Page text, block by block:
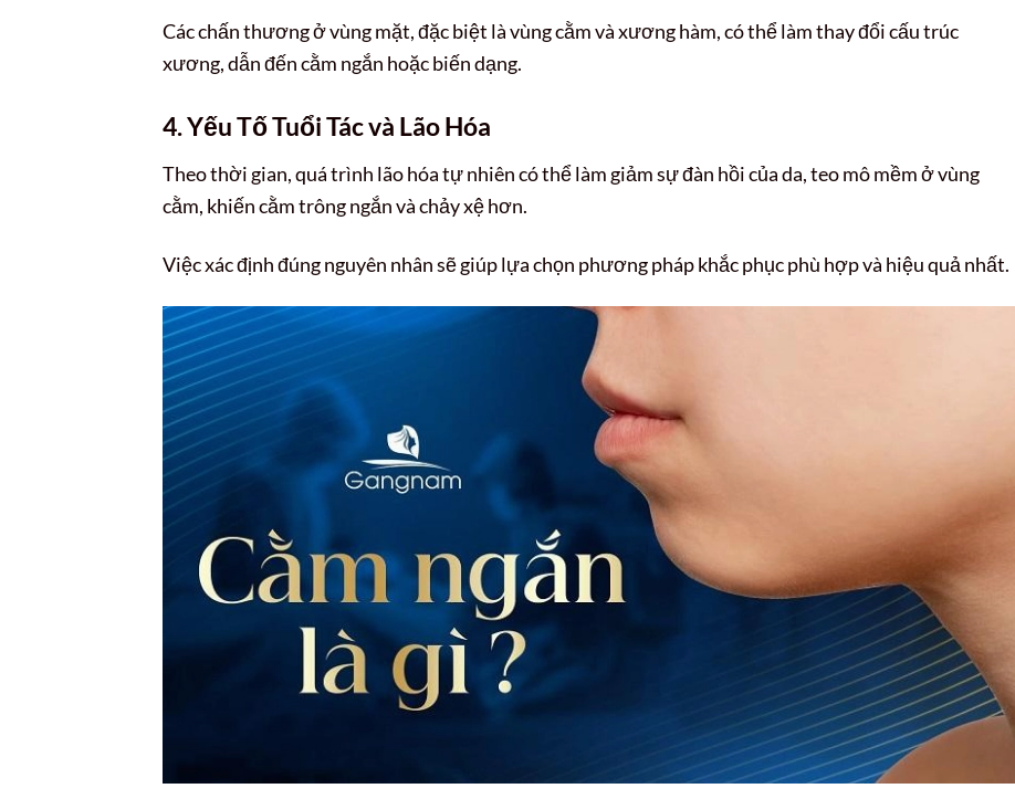
Các chấn thương ở vùng mặt, đặc biệt là vùng cằm và xương hàm, có thể làm thay đổi cấu trúc
xương, dẫn đến cằm ngắn hoặc biến dạng.
4. Yếu Tố Tuổi Tác và Lão Hóa
Theo thời gian, quá trình lão hóa tự nhiên có thể làm giảm sự đàn hồi của da, teo mô mềm ở vùng
cằm, khiến cằm trông ngắn và chảy xệ hơn.
Việc xác định đúng nguyên nhân sẽ giúp lựa chọn phương pháp khắc phục phù hợp và hiệu quả nhất.